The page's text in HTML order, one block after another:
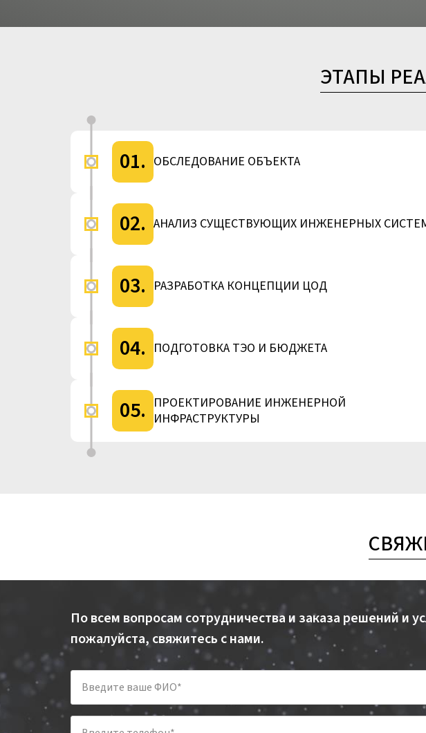
ЭТАПЫ
01. ОБСЛЕДОВАНИЕ ОБЪЕКТА
02. АНАЛИЗ СУЩЕСТВУЮЩИХ ИНЖЕНЕРНЫХ
03. РАЗРАБОТКА КОНЦЕПЦИИ ЦОД
04. ПОДГОТОВКА ТЭО И БЮДЖЕТА
05. ПРОЕКТИРОВАНИЕ ИНЖЕНЕРНОЙ
ИНФРАСТРУКТУРЫ
По всем вопросам сотрудничества и заказа решений
пожалуйста, свяжитесь с нами.